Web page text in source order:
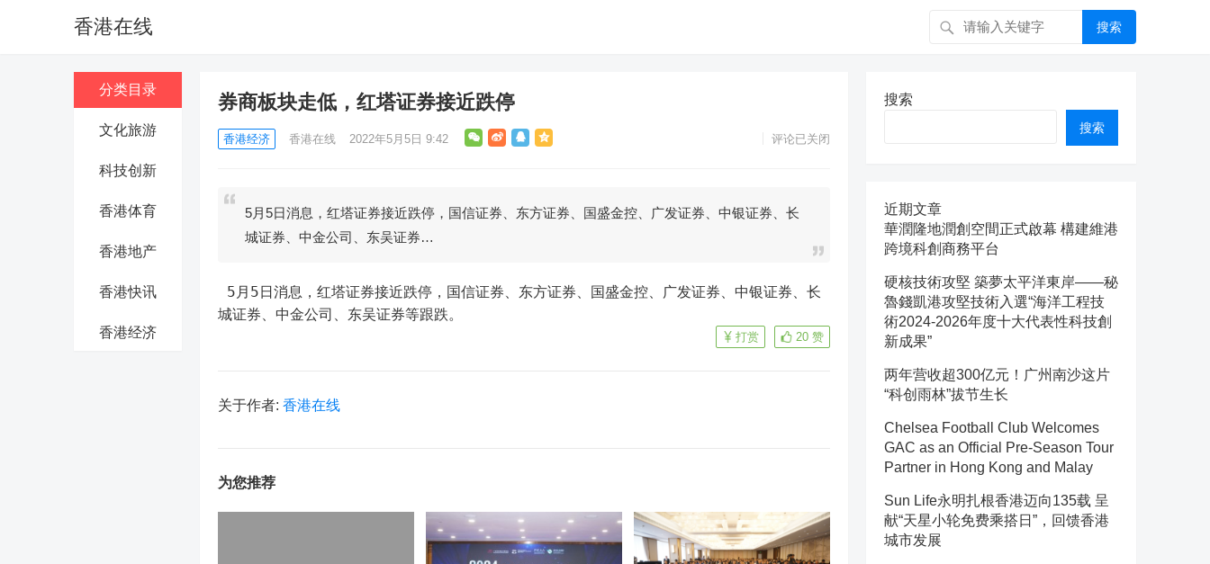
香港在线 搜索
分类目录
文化旅游
科技创新
香港体育
香港地产
香港快讯
香港经济
券商板块走低，红塔证券接近跌停
香港经济 香港在线 2022年5月5日 9:42 评论已关闭
5月5日消息，红塔证券接近跌停，国信证券、东方证券、国盛金控、广发证券、中银证券、长
城证券、中金公司、东吴证券…
城证券、中金公司、东吴证券等跟跌。
20 赞
打赏
关于作者: 香港在线
为您推荐
搜索
搜索
近期文章
華潤隆地潤創空間正式啟幕 構建維港
跨境科創商務平台
硬核技術攻堅 築夢太平洋東岸——秘
魯錢凱港攻堅技術入選“海洋工程技
術2024-2026年度十大代表性科技創
新成果”
两年营收超300亿元！广州南沙这片
“科创雨林”拔节生长
Chelsea Football Club Welcomes
GAC as an Official Pre-Season Tour
Partner in Hong Kong and Malay
Sun Life永明扎根香港迈向135载 呈
献“天星小轮免费乘搭日”，回馈香港
城市发展